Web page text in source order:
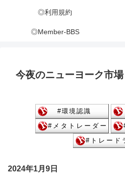
◎利用規約
◎Member-BBS
今夜のニューヨーク市場
2024年1月9日